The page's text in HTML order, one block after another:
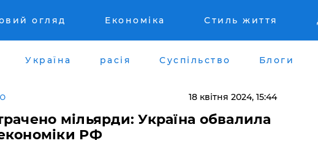
огляд Економіка Стиль життя
Україна расія Суспільство Блоги
18 квітня 2024, 15:44
мільярди: Україна обвалила
РФ